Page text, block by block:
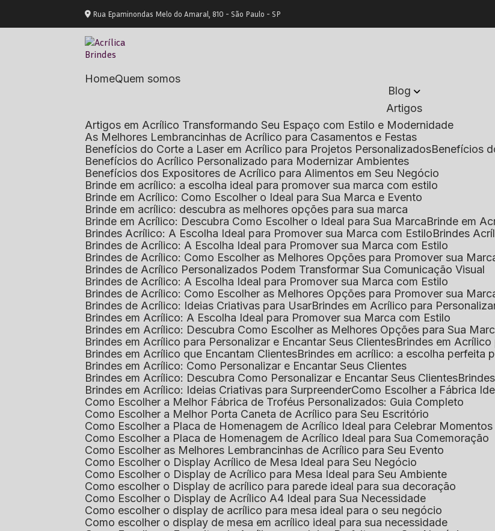
Rua Epaminondas Melo do Amaral, 810 - São Paulo - SP
Home
Quem somos
Blog
Artigos
Artigos em Acrílico Transformando Seu Espaço com Estilo e Modernidade
As Melhores Lembrancinhas de Acrílico para Casamentos e Festas
Benefícios do Corte a Laser em Acrílico para Projetos Personalizados
Benefícios
Benefícios do Acrílico Personalizado para Modernizar Ambientes
Benefícios dos Expositores de Acrílico para Alimentos em Seu Negócio
Brinde em acrílico: a escolha ideal para promover sua marca com estilo
Brinde em Acrílico: Como Escolher o Ideal para Sua Marca e Evento
Brinde em acrílico: descubra as melhores opções para sua marca
Brinde em Acrílico: Descubra Como Escolher o Ideal para Sua Marca
Brinde em
Brindes Acrílico: A Escolha Ideal para Promover sua Marca com Estilo
Brindes
Brindes de Acrílico: A Escolha Ideal para Promover sua Marca com Estilo
Brindes de Acrílico: Como Escolher as Melhores Opções para Promover sua
Brindes de Acrílico Personalizados Podem Transformar Sua Comunicação Visual
Brindes de Acrílico: A Escolha Ideal para Promover sua Marca com Estilo
Brindes de Acrílico: Como Escolher as Melhores Opções para Promover sua
Brindes de Acrílico: Ideias Criativas para Usar
Brindes em Acrílico para
Brindes em Acrílico: A Escolha Ideal para Promover sua Marca com Estilo
Brindes em Acrílico: Descubra Como Escolher as Melhores Opções para Sua
Brindes em Acrílico para Personalizar e Encantar Seus Clientes
Brindes em
Brindes em Acrílico que Encantam Clientes
Brindes em acrílico: a escolha perfeita
Brindes em Acrílico: Como Personalizar e Encantar Seus Clientes
Brindes em Acrílico: Descubra Como Personalizar e Encantar Seus Clientes
Brindes em Acrílico: Ideias Criativas para Surpreender
Como Escolher a Fábrica
Como Escolher a Melhor Fábrica de Troféus Personalizados: Guia Completo
Como Escolher a Melhor Porta Caneta de Acrílico para Seu Escritório
Como Escolher a Placa de Homenagem de Acrílico Ideal para Celebrar
Como Escolher a Placa de Homenagem de Acrílico Ideal para Sua Comemoração
Como Escolher as Melhores Lembrancinhas de Acrílico para Seu Evento
Como Escolher o Display Acrílico de Mesa Ideal para Seu Negócio
Como Escolher o Display de Acrílico para Mesa Ideal para Seu Ambiente
Como escolher o Display de acrílico para parede ideal para sua decoração
Como Escolher o Display de Acrílico A4 Ideal para Sua Necessidade
Como escolher o display de acrílico para mesa ideal para o seu negócio
Como escolher o display de mesa em acrílico ideal para sua necessidade